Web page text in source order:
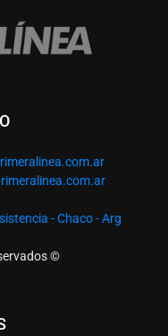
- Chaco - Arg
©